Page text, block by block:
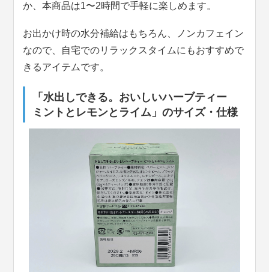
か、本商品は1〜2時間で手軽に楽しめます。
お出かけ時の水分補給はもちろん、ノンカフェイン
なので、自宅でのリラックスタイムにもおすすめで
きるアイテムです。
「水出しできる。おいしいハーブティー
ミントとレモンとライム」のサイズ・仕様